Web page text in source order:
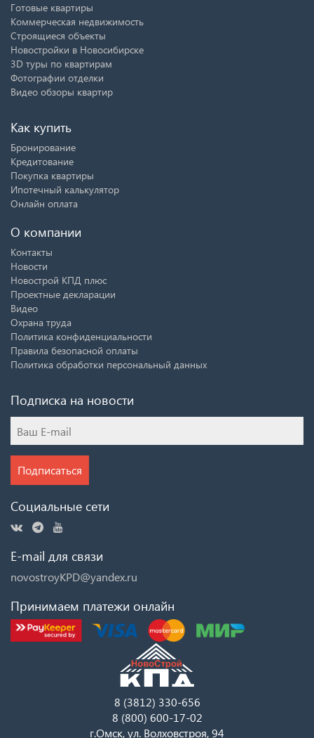
Готовые квартиры
Коммерческая недвижимость
Строящиеся объекты
Новостройки в Новосибирске
3D туры по квартирам
Фотографии отделки
Видео обзоры квартир
Как купить
Бронирование
Кредитование
Покупка квартиры
Ипотечный калькулятор
Онлайн оплата
О компании
Контакты
Новости
Новострой КПД плюс
Проектные декларации
Видео
Охрана труда
Политика конфиденциальности
Правила безопасной оплаты
Политика обработки персональный данных
Подписка на новости
Подписаться
Социальные сети
E-mail для связи
novostroyKPD@yandex.ru
Принимаем платежи онлайн
8 (3812) 330-656
8 (800) 600-17-02
г.Омск, ул. Волховстроя, 94